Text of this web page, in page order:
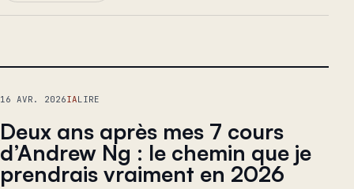
16 AVR. 2026IALIRE
Deux ans après mes 7 cours
d’Andrew Ng : le chemin que je
prendrais vraiment en 2026